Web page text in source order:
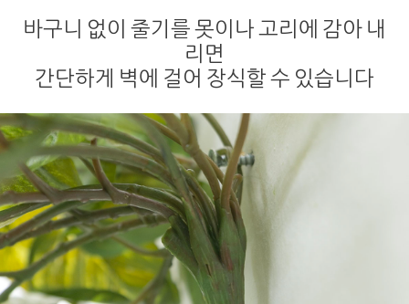
바구니 없이 줄기를 못이나 고리에 감아 내
리면
간단하게 벽에 걸어 장식할 수 있습니다